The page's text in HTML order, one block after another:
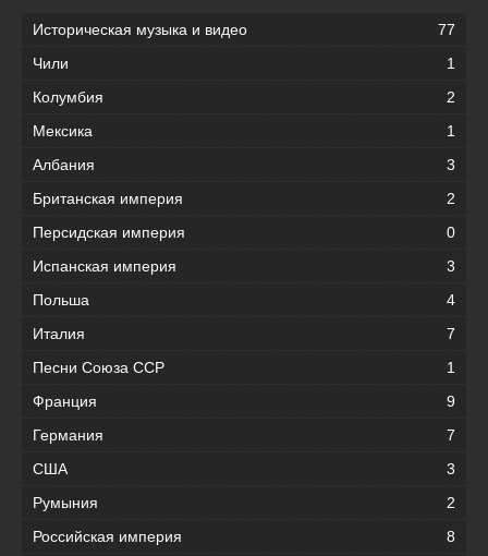
Историческая музыка и видео
77
Чили
1
Колумбия
2
Мексика
1
Албания
3
Британская империя
2
Персидская империя
0
Испанская империя
3
Польша
4
Италия
7
Песни Союза ССР
1
Франция
9
Германия
7
США
3
Румыния
2
Российская империя
8